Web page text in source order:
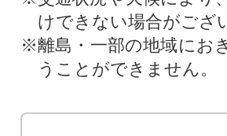
けできない場合がござ
※離島・一部の地域にお
うことができません。